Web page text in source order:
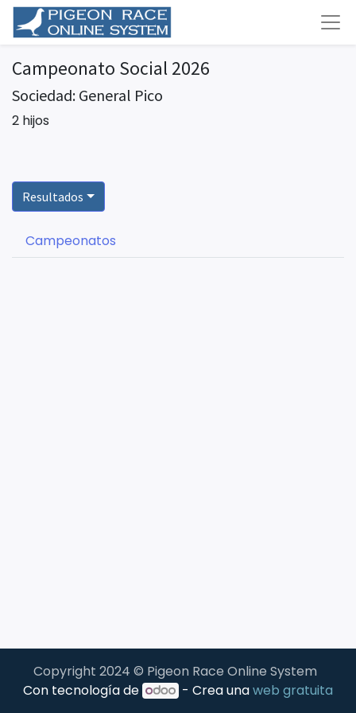
Campeonato Social 2026
Sociedad: General Pico
2 hijos
Resultados
Campeonatos
Copyright 2024 © Pigeon Race Online System
Con tecnología de
- Crea unaweb gratuita